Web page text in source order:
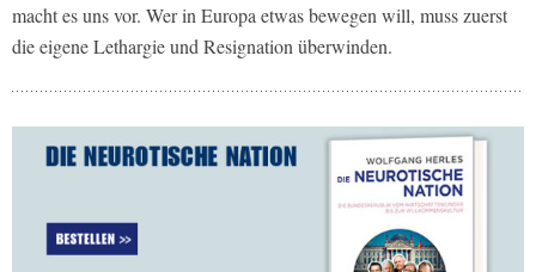
macht es uns vor. Wer in Europa etwas bewegen will, muss zuerst
die eigene Lethargie und Resignation überwinden.